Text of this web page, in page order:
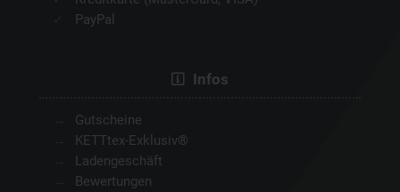
PayPal
Infos
Gutscheine
KETTtex-Exklusiv®
Ladengeschäft
Bewertungen